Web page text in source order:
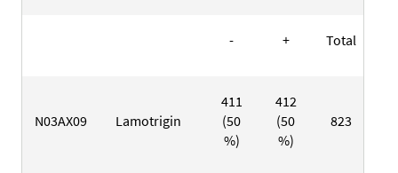
- + Total
N03AX09 Lamotrigin
411
(50
%)
412
(50
%)
823